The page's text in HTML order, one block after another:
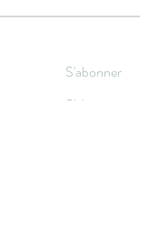
S'abonner
S'abonner